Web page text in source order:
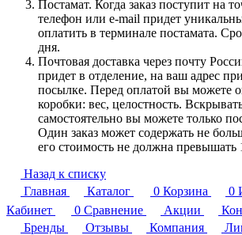
Постамат. Когда заказ поступит на
телефон или e-mail придет
оплатить в терминале постамата.
дня.
Почтовая доставка через почту
придет в отделение, на ваш адрес
посылке. Перед оплатой вы можете
коробки: вес, целостность.
самостоятельно вы можете только
Один заказ может содержать не
его стоимость не должна превышать
Назад к списку
Главная
Каталог 0 Корзина 0
Кабинет
0 Сравнение Акции
Бренды
Отзывы Компания